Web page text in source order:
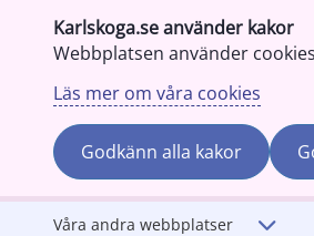
Karlskoga.se använder kakor
Webbplatsen använder
Läs mer om våra cookies
Godkänn alla kakor
Gå till innehåll
Våra andra webbplatser